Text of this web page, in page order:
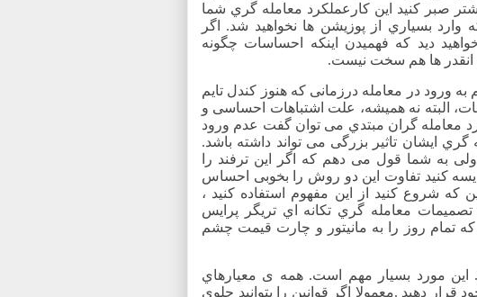
صبر کنید این کارعملکرد معامله گري شما
وارد بسیاري از پوزیشن ها نخواهید شد. اگر
دید که فهمیدن اینکه احساسات چگونه
انقدر ها هم سخت نیست.
ورود در معامله درزمانی که هنوز کندل تایم
البته نه همیشه، علت اشتباهات احساسی و
معامله گران مبتدي می توان گفت عدم ورود
ایشان تاثیر بزرگی می تواند داشته باشد.
به شما قول می دهم که اگر این ترفند را
کنید تفاوت این دو روش را بخوبی احساس
که شروع کنید از این مفهوم استفاده کنید ،
معامله گري تکانه اي تریگر پرایس
تمام روز را به مانیتور و چارت قیمت چشم
این مورد بسیار مهم است. همه ی معیارهاي
دهید .معمولا اگر قوانین را بتوانید جلوي